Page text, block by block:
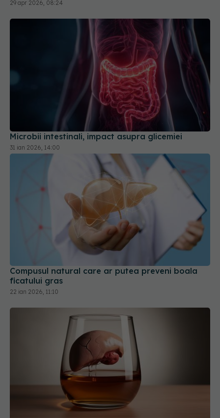
29 apr 2026, 08:24
Microbii intestinali, impact asupra glicemiei
31 ian 2026, 14:00
Compusul natural care ar putea preveni boala
ficatului gras
22 ian 2026, 11:10